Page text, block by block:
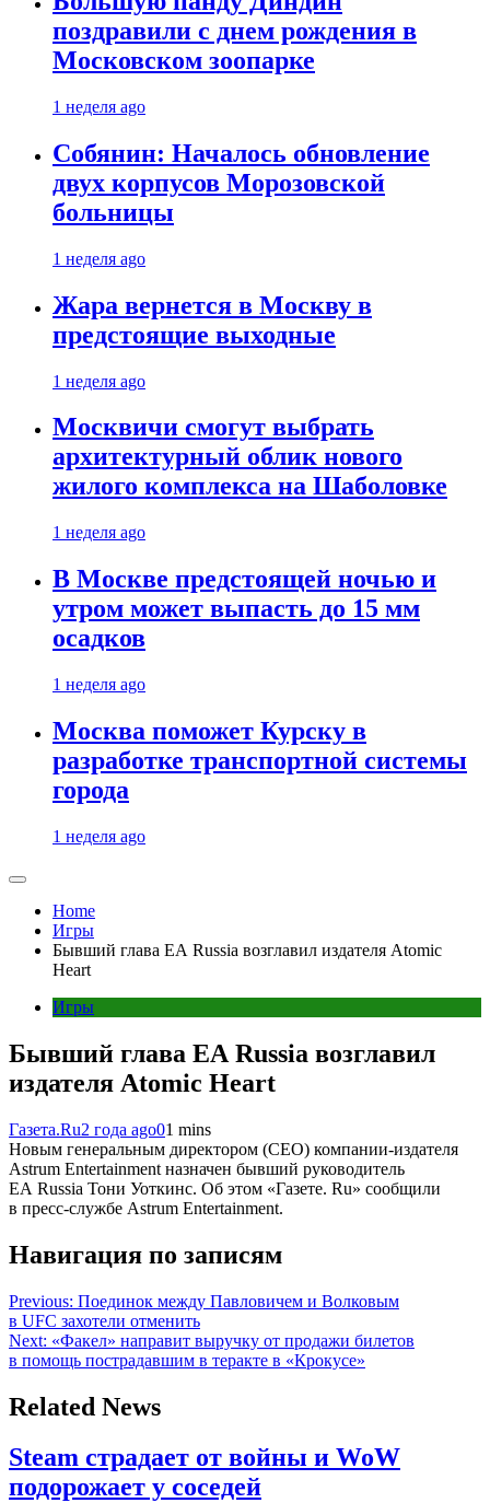
поздравили с днем рождения в
Московском зоопарке
1 неделя ago
Собянин: Началось обновление
двух корпусов Морозовской
больницы
1 неделя ago
Жара вернется в Москву в
предстоящие выходные
1 неделя ago
Москвичи смогут выбрать
архитектурный облик нового
жилого комплекса на Шаболовке
1 неделя ago
В Москве предстоящей ночью и
утром может выпасть до 15 мм
осадков
1 неделя ago
Москва поможет Курску в
разработке транспортной системы
города
1 неделя ago
Home
Игры
Бывший глава EA Russia возглавил издателя Atomic
Heart
Игры
Бывший глава EA Russia возглавил
издателя Atomic Heart
Газета.Ru2 года ago01 mins
Новым генеральным директором (CEO) компании-издателя
Astrum Entertainment назначен бывший руководитель
EA Russia Тони Уоткинс. Об этом «Газете. Ru» сообщили
в пресс-службе Astrum Entertainment.
Навигация по записям
Previous: Поединок между Павловичем и Волковым
в UFC захотели отменить
Next: «Факел» направит выручку от продажи билетов
в помощь пострадавшим в теракте в «Крокусе»
Related News
Steam страдает от войны и WoW
подорожает у соседей